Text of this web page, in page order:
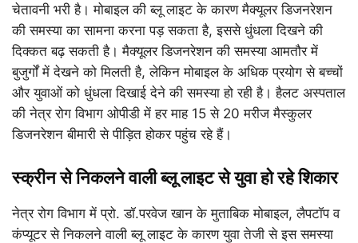
चेतावनी भरी है। मोबाइल की ब्लू लाइट के कारण मैक्यूलर डिजनरेशन
की समस्या का सामना करना पड़ सकता है, इससे धुंधला दिखने की
दिक्कत बढ़ सकती है। मैक्यूलर डिजनरेशन की समस्या आमतौर में
बुजुर्गों में देखने को मिलती है, लेकिन मोबाइल के अधिक प्रयोग से बच्चों
और युवाओं को धुंधला दिखाई देने की समस्या हो रही है। हैलट अस्पताल
की नेत्र रोग विभाग ओपीडी में हर माह 15 से 20 मरीज मैस्कुलर
डिजनरेशन बीमारी से पीड़ित होकर पहुंच रहे हैं।
स्क्रीन से निकलने वाली ब्लू लाइट से युवा हो रहे शिकार
नेत्र रोग विभाग में प्रो. डॉ.परवेज खान के मुताबिक मोबाइल, लैपटॉप व
कंप्यूटर से निकलने वाली ब्लू लाइट के कारण युवा तेजी से इस समस्या